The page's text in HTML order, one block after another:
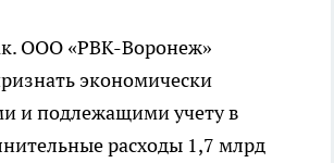
ООО «РВК-Воронеж»
экономически
и подлежащими учету в
расходы 1,7 млрд